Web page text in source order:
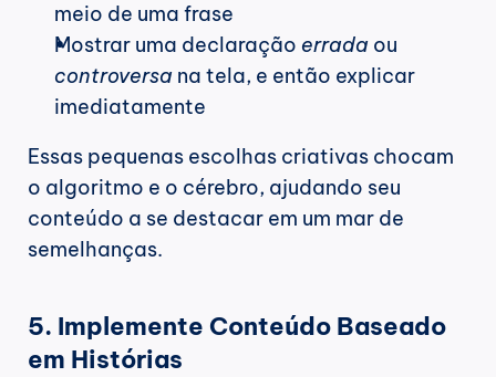
meio de uma frase
Mostrar uma declaração errada
controversa na tela, e então explicar
imediatamente
Essas pequenas escolhas criativas chocam
o algoritmo e o cérebro, ajudando seu
conteúdo a se destacar em um mar de
semelhanças.
5. Implemente Conteúdo Baseado
em Histórias